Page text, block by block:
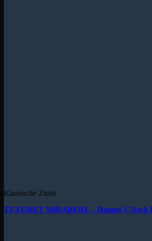
Klassische Zitate
TUTEMET MIRABERE – Damen V-Neck